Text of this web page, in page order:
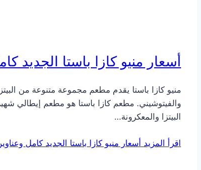
أسعار منيو كازا باستا الجديد
منيو كازا باستا يقدم مطعم مجموعة متنوعة من
والفيتوشيني. مطعم كازا باستا هو مطعم إيطالي شهير
البيتزا والمعكرونة…
اقرأ المزيد أسعار منيو كازا باستا الجديد كامل